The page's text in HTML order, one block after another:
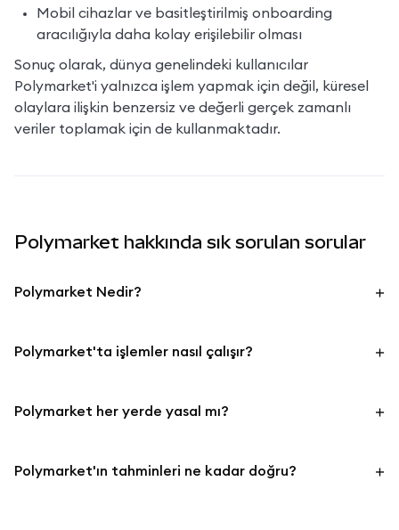
Mobil cihazlar ve basitleştirilmiş onboarding
aracılığıyla daha kolay erişilebilir olması
Sonuç olarak, dünya genelindeki kullanıcılar
Polymarket'i yalnızca işlem yapmak için değil, küresel
olaylara ilişkin benzersiz ve değerli gerçek zamanlı
veriler toplamak için de kullanmaktadır.
Polymarket hakkında sık sorulan sorular
Polymarket Nedir?
Polymarket'ta işlemler nasıl çalışır?
Polymarket her yerde yasal mı?
Polymarket'ın tahminleri ne kadar doğru?